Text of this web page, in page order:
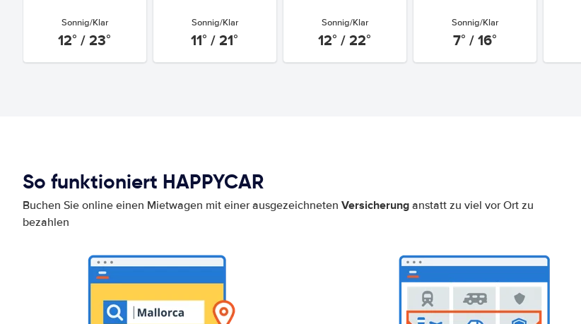
Sonnig/Klar
12° / 23°
Sonnig/Klar
11° / 21°
Sonnig/Klar
12° / 22°
Sonnig/Klar
7° / 16°
So funktioniert HAPPYCAR
Buchen Sie online einen Mietwagen mit einer ausgezeichneten Versicherung anstatt zu viel vor Ort zu
bezahlen